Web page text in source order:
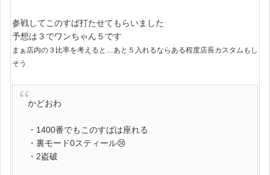
参戦してこのすば打たせてもらいました
予想は３でワンちゃん５です
まぁ店内の３比率を考えると… あ と ５入れるなら ある程度店長カスタム も し
そう
かどおわ
・1400番でもこのすばは座れる
・裏モード0スティール😢
・2盗破